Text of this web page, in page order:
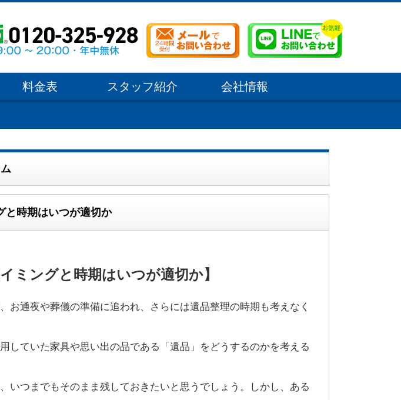
料金表 スタッフ紹介 会社情報
と時期はいつが適切か
ミングと時期はいつが適切か】
お通夜や葬儀の準備に追われ、さらには遺品整理の時期も考えなく
していた家具や思い出の品である「遺品」をどうするのかを考える
いつまでもそのまま残しておきたいと思うでしょう。しかし、ある